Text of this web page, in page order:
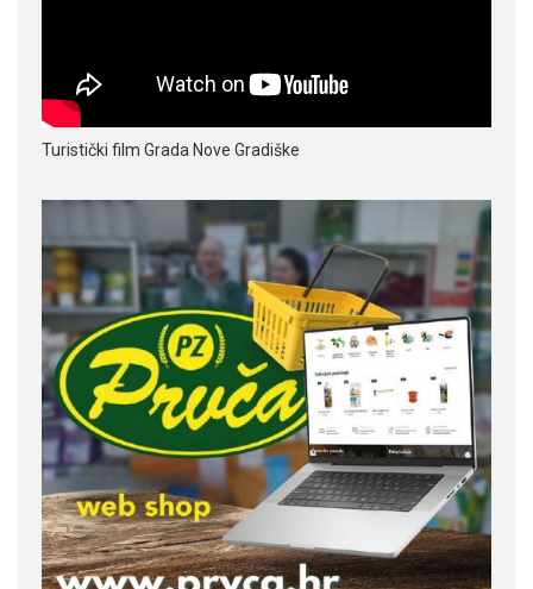
Turistički film Grada Nove Gradiške